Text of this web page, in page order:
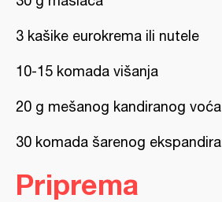
3 kašike eurokrema ili nutele
10-15 komada višanja
20 g mešanog kandiranog
30 komada šarenog
Priprema